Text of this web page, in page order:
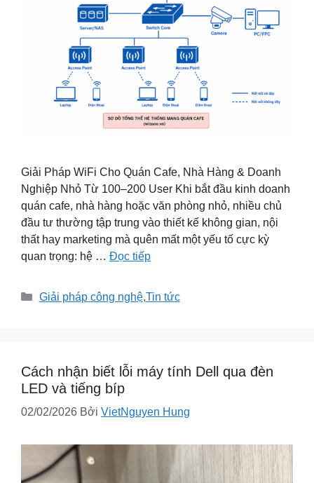
Giải Pháp WiFi Cho Quán Cafe, Nhà Hàng & Doanh
Nghiệp Nhỏ Từ 100–200 User Khi bắt đầu kinh doanh
quán cafe, nhà hàng hoặc văn phòng nhỏ, nhiều chủ
đầu tư thường tập trung vào thiết kế không gian, nội
thất hay marketing mà quên mất một yếu tố cực kỳ
quan trọng: hệ … Đọc tiếp
Danh
Giải pháp công nghệ,Tin tức
Cách nhận biết lỗi máy tính Dell qua đèn
LED và tiếng bíp
02/02/2026 Bởi VietNguyen Hung